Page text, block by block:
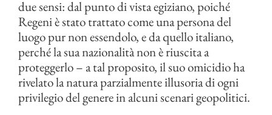
due sensi: dal punto di vista egiziano, poiché
Regeni è stato trattato come una persona del
luogo pur non essendolo, e da quello italiano,
perché la sua nazionalità non è riuscita a
proteggerlo – a tal proposito, il suo omicidio ha
rivelato la natura parzialmente illusoria di ogni
privilegio del genere in alcuni scenari geopolitici.